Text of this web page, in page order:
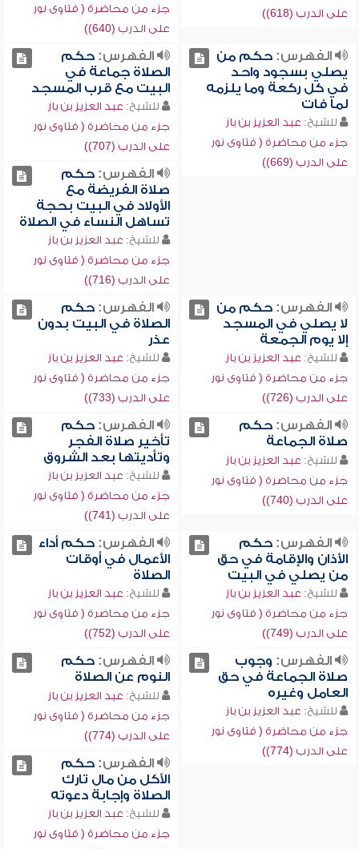
على الدرب (618))
جزء من محاضرة ( فتاوى نور
على الدرب (640))
الفهرس:حكم من
يصلي بسجود واحد
في كل ركعة وما يلزمه
لما فات
للشيخ: عبد العزيز بن باز
جزء من محاضرة ( فتاوى نور
على الدرب (669))
الفهرس:حكم
الصلاة جماعة في
البيت مع قرب المسجد
للشيخ: عبد العزيز بن باز
جزء من محاضرة ( فتاوى نور
على الدرب (707))
الفهرس:حكم
صلاة الفريضة مع
الأولاد في البيت بحجة
تساهل النساء في الصلاة
للشيخ: عبد العزيز بن باز
جزء من محاضرة ( فتاوى نور
على الدرب (716))
الفهرس:حكم من
لا يصلي في المسجد
إلا يوم الجمعة
للشيخ: عبد العزيز بن باز
جزء من محاضرة ( فتاوى نور
على الدرب (726))
الفهرس:حكم
الصلاة في البيت بدون
عذر
للشيخ: عبد العزيز بن باز
جزء من محاضرة ( فتاوى نور
على الدرب (733))
الفهرس:حكم
صلاة الجماعة
للشيخ: عبد العزيز بن باز
جزء من محاضرة ( فتاوى نور
على الدرب (740))
الفهرس:حكم
تأخير صلاة الفجر
وتأديتها بعد الشروق
للشيخ: عبد العزيز بن باز
جزء من محاضرة ( فتاوى نور
على الدرب (741))
الفهرس:حكم
الأذان والإقامة في حق
من يصلي في البيت
للشيخ: عبد العزيز بن باز
جزء من محاضرة ( فتاوى نور
على الدرب (749))
الفهرس:حكم أداء
الأعمال في أوقات
الصلاة
للشيخ: عبد العزيز بن باز
جزء من محاضرة ( فتاوى نور
على الدرب (752))
الفهرس: وجوب
صلاة الجماعة في حق
العامل وغيره
للشيخ: عبد العزيز بن باز
جزء من محاضرة ( فتاوى نور
على الدرب (774))
الفهرس:حكم
النوم عن الصلاة
للشيخ: عبد العزيز بن باز
جزء من محاضرة ( فتاوى نور
على الدرب (774))
الفهرس:حكم
الأكل من مال تارك
الصلاة وإجابة دعوته
للشيخ: عبد العزيز بن باز
جزء من محاضرة ( فتاوى نور